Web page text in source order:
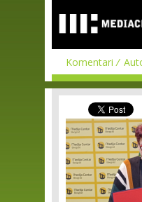
main
Komentari